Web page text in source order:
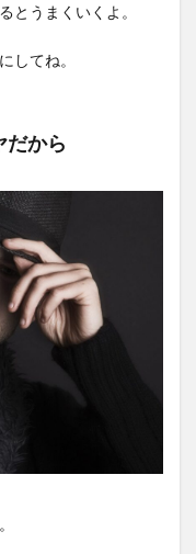
とうまくいくよ。
してね。
だから